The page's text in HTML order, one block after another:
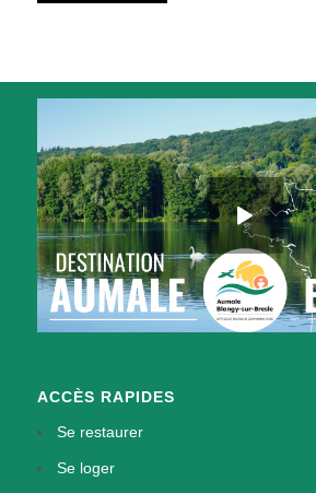
ACCÈS RAPIDES
Se restaurer
Se loger